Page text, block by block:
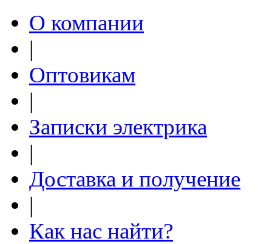
О компании
|
Оптовикам
|
Записки электрика
|
Доставка и получение
|
Как нас найти?